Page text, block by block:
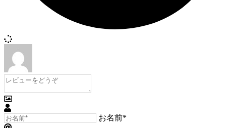
お名前*